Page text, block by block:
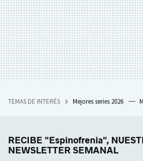
TEMAS DE INTERÉS Mejores series 2026
RECIBE "Espinofrenia",
NEWSLETTER SEMANAL